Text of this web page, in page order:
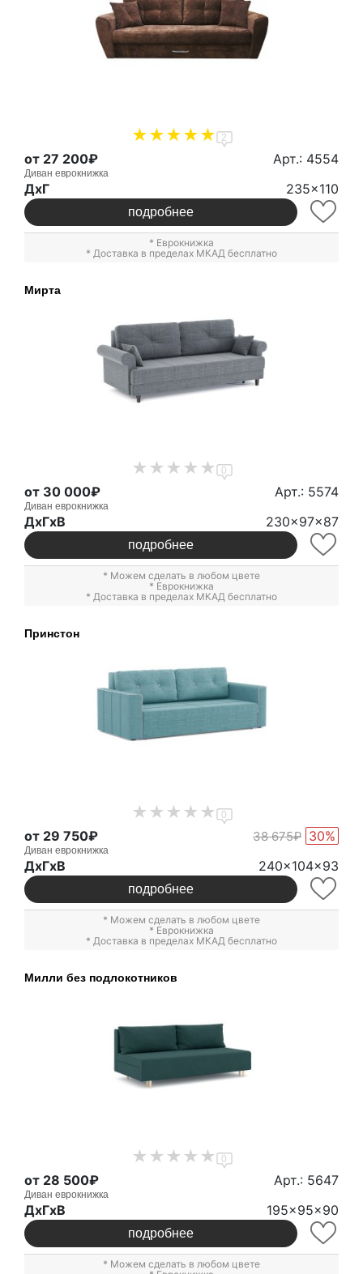
2
от 27 200₽ Арт.: 4554
Диван еврокнижка
ДxГ 235x110
подробнее
* Еврокнижка
* Доставка в пределах МКАД бесплатно
Мирта
0
от 30 000₽ Арт.: 5574
Диван еврокнижка
ДxГxВ 230x97x87
подробнее
* Можем сделать в любом цвете
* Еврокнижка
* Доставка в пределах МКАД бесплатно
Принстон
0
от 29 750₽ 38 675₽ 30%
Диван еврокнижка
ДxГxВ 240x104x93
подробнее
* Можем сделать в любом цвете
* Еврокнижка
* Доставка в пределах МКАД бесплатно
Милли без подлокотников
0
от 28 500₽ Арт.: 5647
Диван еврокнижка
ДxГxВ 195x95x90
подробнее
* Можем сделать в любом цвете